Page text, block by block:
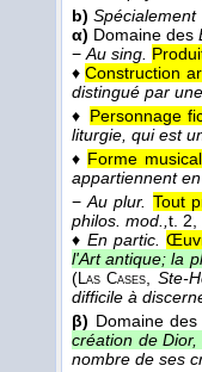
b) Spécialement
α) Domaine des
−Au sing.
♦Construction
distingué par
♦ Personnage
liturgie, qui est
♦ Forme
appartiennent
−Au plur. Tout
philos. mod.,t. 2,
♦ En partic.
l'Art antique; la
(Las Cases, Ste-
difficile à
β) Domaine des
création de Dior,
nombre de ses